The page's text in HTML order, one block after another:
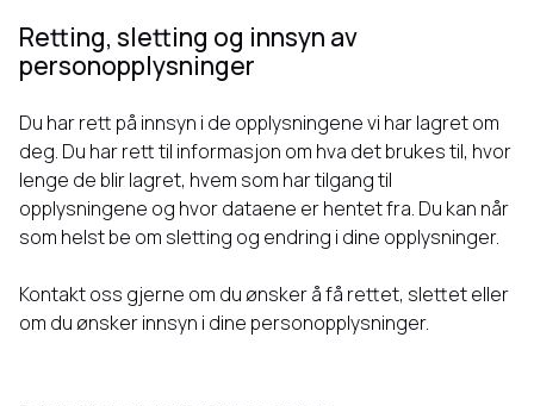
Retting, sletting og innsyn av
personopplysninger
Du har rett på innsyn i de opplysningene vi har lagret om
deg. Du har rett til informasjon om hva det brukes til, hvor
lenge de blir lagret, hvem som har tilgang til
opplysningene og hvor dataene er hentet fra. Du kan når
som helst be om sletting og endring i dine opplysninger.
Kontakt oss gjerne om du ønsker å få rettet, slettet eller
om du ønsker innsyn i dine personopplysninger.